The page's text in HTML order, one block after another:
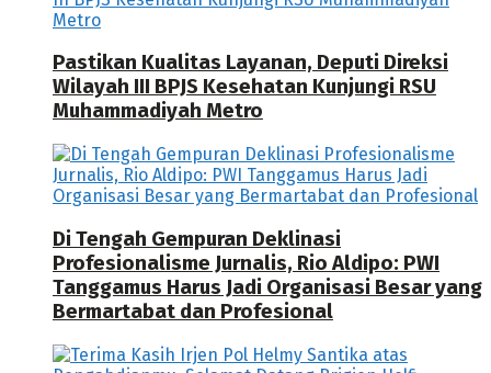
Pastikan Kualitas Layanan, Deputi Direksi
Wilayah III BPJS Kesehatan Kunjungi RSU
Muhammadiyah Metro
Di Tengah Gempuran Deklinasi
Profesionalisme Jurnalis, Rio Aldipo: PWI
Tanggamus Harus Jadi Organisasi Besar yang
Bermartabat dan Profesional